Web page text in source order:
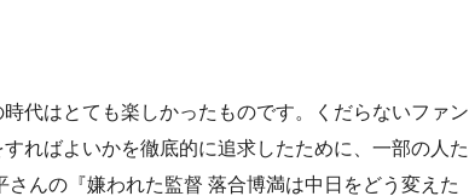
代はとても楽しかったものです。くだらないファン
ればよいかを徹底的に追求したために、一部の人た
んの『嫌われた監督 落合博満は中日をどう変えた